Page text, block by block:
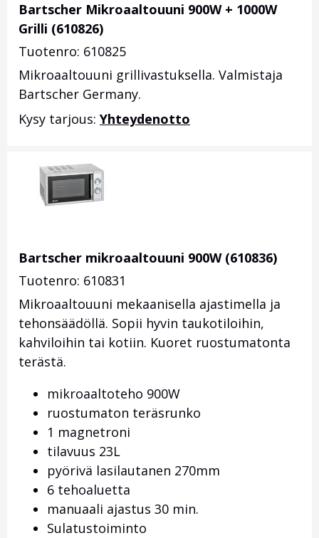
Bartscher Mikroaaltouuni 900W + 1000W
Grilli (610826)
Tuotenro: 610825
Mikroaaltouuni grillivastuksella. Valmistaja
Bartscher Germany.
Kysy tarjous: Yhteydenotto
Bartscher mikroaaltouuni 900W (610836)
Tuotenro: 610831
Mikroaaltouuni mekaanisella ajastimella ja
tehonsäädöllä. Sopii hyvin taukotiloihin,
kahviloihin tai kotiin. Kuoret ruostumatonta
terästä.
mikroaaltoteho 900W
ruostumaton teräsrunko
1 magnetroni
tilavuus 23L
pyörivä lasilautanen 270mm
6 tehoaluetta
manuaali ajastus 30 min.
Sulatustoiminto